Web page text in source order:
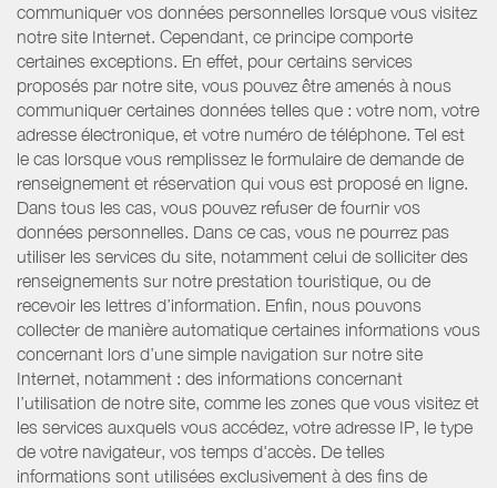
communiquer vos données personnelles lorsque vous visitez
notre site Internet. Cependant, ce principe comporte
certaines exceptions. En effet, pour certains services
proposés par notre site, vous pouvez être amenés à nous
communiquer certaines données telles que : votre nom, votre
adresse électronique, et votre numéro de téléphone. Tel est
le cas lorsque vous remplissez le formulaire de demande de
renseignement et réservation qui vous est proposé en ligne.
Dans tous les cas, vous pouvez refuser de fournir vos
données personnelles. Dans ce cas, vous ne pourrez pas
utiliser les services du site, notamment celui de solliciter des
renseignements sur notre prestation touristique, ou de
recevoir les lettres d’information. Enfin, nous pouvons
collecter de manière automatique certaines informations vous
concernant lors d’une simple navigation sur notre site
Internet, notamment : des informations concernant
l’utilisation de notre site, comme les zones que vous visitez et
les services auxquels vous accédez, votre adresse IP, le type
de votre navigateur, vos temps d'accès. De telles
informations sont utilisées exclusivement à des fins de